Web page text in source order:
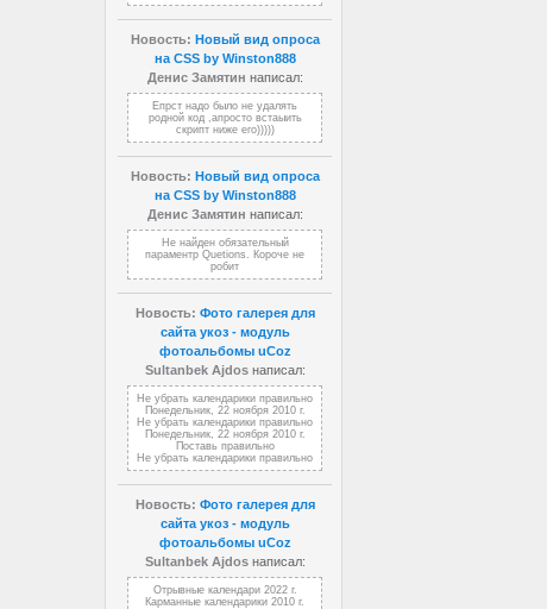
Новость: Новый вид опроса
на CSS by Winston888
Денис Замятин написал:
Епрст надо было не удалять
родной код ,апросто встаыить
скрипт ниже его)))))
Новость: Новый вид опроса
на CSS by Winston888
Денис Замятин написал:
Не найден обязательный
параментр Quetions. Короче не
робит
Новость: Фото галерея для
сайта укоз - модуль
фотоальбомы uCoz
Sultanbek Ajdosнаписал:
Не убрать календарики правильно
Понедельник, 22 ноября 2010 г.
Не убрать календарики правильно
Понедельник, 22 ноября 2010 г.
Поставь правильно
Не убрать календарики правильно
Новость: Фото галерея для
сайта укоз - модуль
фотоальбомы uCoz
Sultanbek Ajdosнаписал:
Отрывные календари 2022 г.
Карманные календарики 2010 г.